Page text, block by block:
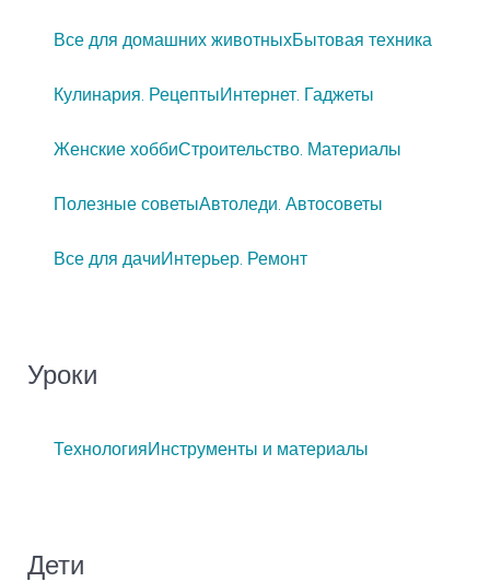
Все для домашних животныхБытовая техника
Кулинария. РецептыИнтернет. Гаджеты
Женские хоббиСтроительство. Материалы
Полезные советыАвтоледи. Автосоветы
Все для дачиИнтерьер. Ремонт
Уроки
ТехнологияИнструменты и материалы
Дети